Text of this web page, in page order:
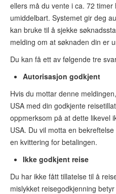
ellers må du vente i ca. 72
umiddelbart. Systemet gir deg
kan bruke til å sjekke
melding om at søknaden din er
Du kan få ett av følgende tre
Autorisasjon godkjent
Hvis du mottar denne
USA med din godkjente
oppmerksom på at dette likevel
USA. Du vil motta en
en kvittering for betalingen.
Ikke godkjent reise
Du har ikke fått tillatelse til å
mislykket reisegodkjenning